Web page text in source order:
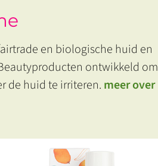
en biologische huid en
ontwikkeld om
de huid te irriteren. meer over